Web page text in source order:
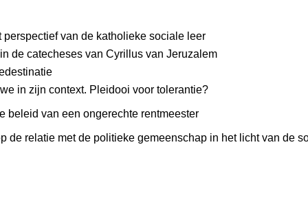
van de katholieke sociale leer
de catecheses van Cyrillus van Jeruzalem
in zijn context. Pleidooi voor tolerantie?
beleid van een ongerechte rentmeester
de relatie met de politieke gemeenschap in het licht van de